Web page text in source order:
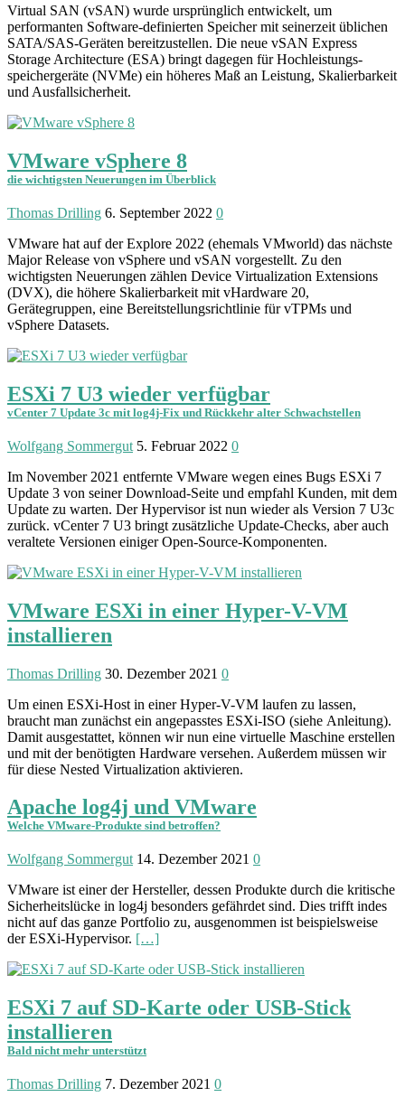
Virtual SAN (vSAN) wurde ursprünglich entwickelt, um
performanten Software-definierten Speicher mit seinerzeit üblichen
SATA/SAS-Geräten bereitzustellen. Die neue vSAN Express
Storage Architec­ture (ESA) bringt dagegen für Hochleistungs­
speichergeräte (NVMe) ein höheres Maß an Leistung, Skalierbarkeit
und Ausfallsicherheit.
VMware vSphere 8
die wichtigsten Neuerungen im Überblick
Thomas Drilling 6. September 2022 0
VMware hat auf der Explore 2022 (ehemals VMworld) das nächste
Major Release von vSphere und vSAN vorgestellt. Zu den
wichtigsten Neuerungen zählen Device Virtualization Extensions
(DVX), die höhere Skalier­barkeit mit vHardware 20,
Gerätegruppen, eine Bereit­stellungs­richtlinie für vTPMs und
vSphere Datasets.
ESXi 7 U3 wieder verfügbar
vCenter 7 Update 3c mit log4j-Fix und Rückkehr alter Schwachstellen
Wolfgang Sommergut 5. Februar 2022 0
Im November 2021 entfernte VMware wegen eines Bugs ESXi 7
Update 3 von seiner Download-Seite und empfahl Kunden, mit dem
Update zu warten. Der Hype­r­visor ist nun wieder als Version 7 U3c
zurück. vCenter 7 U3 bringt zu­sätz­liche Update-Checks, aber auch
ver­altete Ver­sionen einiger Open-Source-Kom­po­­­nenten.
VMware ESXi in einer Hyper-V-VM
installieren
Thomas Drilling 30. Dezember 2021 0
Um einen ESXi-Host in einer Hyper-V-VM laufen zu lassen,
braucht man zunächst ein ange­passtes ESXi-ISO (siehe Anleitung).
Damit ausge­stattet, können wir nun eine virtu­elle Maschine erstellen
und mit der benö­tigten Hardware ver­sehen. Außer­dem müssen wir
für diese Nested Virtua­lization aktivieren.
Apache log4j und VMware
Welche VMware-Produkte sind betroffen?
Wolfgang Sommergut 14. Dezember 2021 0
VMware ist einer der Her­steller, dessen Produkte durch die kritische
Sicher­heits­lücke in log4j beson­ders gefähr­det sind. Dies trifft indes
nicht auf das ganze Portfolio zu, ausge­nommen ist beispiels­weise
der ESXi-Hypervisor. […]
ESXi 7 auf SD-Karte oder USB-Stick
installieren
Bald nicht mehr unterstützt
Thomas Drilling 7. Dezember 2021 0